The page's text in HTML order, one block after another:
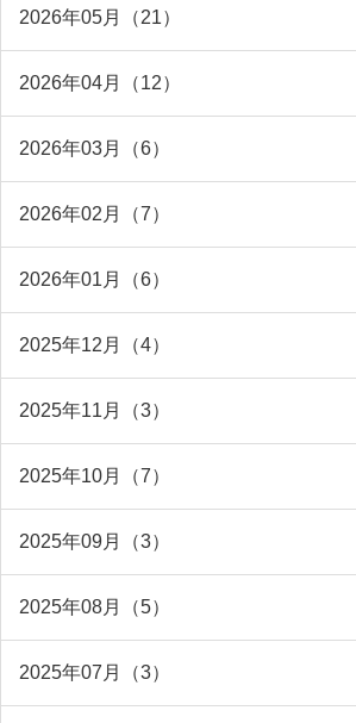
2026年05月（21）
2026年04月（12）
2026年03月（6）
2026年02月（7）
2026年01月（6）
2025年12月（4）
2025年11月（3）
2025年10月（7）
2025年09月（3）
2025年08月（5）
2025年07月（3）